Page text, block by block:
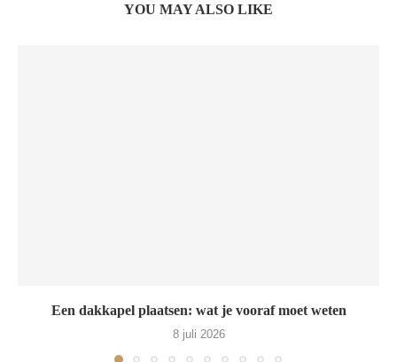
YOU MAY ALSO LIKE
Een dakkapel plaatsen: wat je vooraf moet weten
8 juli 2026